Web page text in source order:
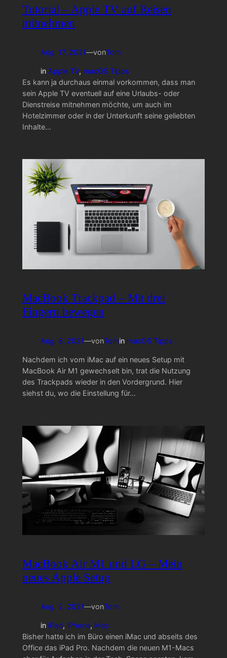
Tutorial – Apple TV auf Reisen
mitnehmen
Aug. 17, 2021—vonTom
in Apple TV, macOS Tipps
Es kann ja durchaus einmal vorkommen, dass man
sein Apple TV eventuell auf eine Urlaubs- oder
Dienstreise mitnehmen möchte, um auch im
Hotelzimmer oder in der Unterkunft seine geliebten
Inhalte…
MacBook Trackpad – Mit drei
Fingern bewegen
Aug. 8, 2021—vonTomin macOS Tipps
Nachdem ich vom iMac auf ein neues Setup mit
MacBook Air M1 gewechselt bin, trat die Nutzung
des Trackpads wieder in den Vordergrund. Hier
siehst du, wo die Einstellung für…
MacBook Air M1 und LG – Mein
neues Apple Setup
Aug. 2, 2021—vonTom
in iPad, iPhone, Mac
Bisher hatte ich im Büro einen iMac und abseits des
Office das iPad Pro. Nachdem die neuen M1-Macs